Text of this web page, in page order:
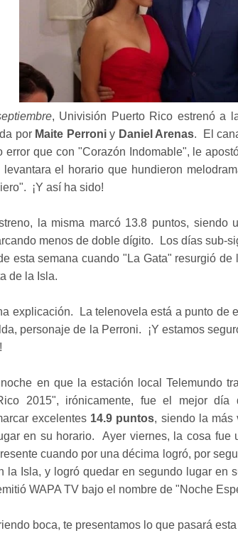
, Univisión Puerto Rico estrenó a
por Maite Perroniy Daniel Arenas. El
error que con "Corazón Indomable", le
levantara el horario que hundieron
¡Y así ha sido!
la misma marcó 13.8 puntos,
menos de doble dígito. Los días sub-
esta semana cuando "La Gata" resurgió
de la Isla.
explicación. La telenovela está a punto de
personaje de la Perroni. ¡Y estamos
en que la estación local Telemundo
2015", irónicamente, fue el mejor
excelentes 14.9 puntos, siendo la más
en su horario. Ayer viernes, la cosa
cuando por una décima logró, por
la Isla, y logró quedar en segundo lugar en
WAPA TV bajo el nombre de "Noche
boca, te presentamos lo que pasará